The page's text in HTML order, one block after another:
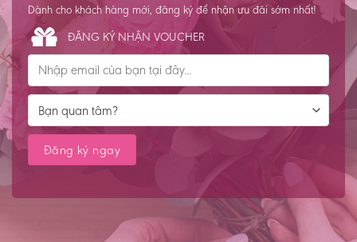
Dành cho khách hàng mới, đăng ký để nhận ưu đãi sớm nhất!
ĐĂNG KÝ NHẬN VOUCHER